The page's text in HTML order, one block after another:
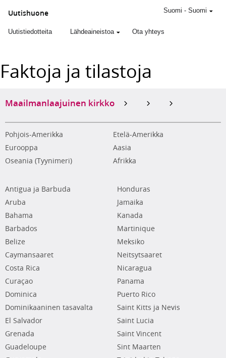
Uutishuone
Uutistiedotteita Lähdeaineistoa Ota yhteys
Suomi - Suomi
Faktoja ja tilastoja
Maailmanlaajuinen kirkko
Pohjois-Amerikka
Etelä-Amerikka
Eurooppa
Aasia
Oseania (Tyynimeri)
Afrikka
Antigua ja Barbuda
Aruba
Bahama
Barbados
Belize
Caymansaaret
Costa Rica
Curaçao
Dominica
Dominikaaninen tasavalta
El Salvador
Grenada
Guadeloupe
Honduras
Jamaika
Kanada
Martinique
Meksiko
Neitsytsaaret
Nicaragua
Panama
Puerto Rico
Saint Kitts ja Nevis
Saint Lucia
Saint Vincent
Sint Maarten